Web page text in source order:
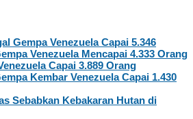
Gempa Venezuela Capai 5.346
Venezuela Mencapai 4.333 Orang
Capai 3.889 Orang
Kembar Venezuela Capai 1.430
Sebabkan Kebakaran Hutan di